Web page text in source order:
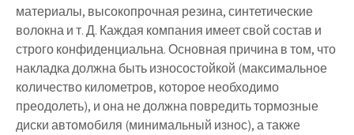
материалы, высокопрочная резина, синтетические
волокна и т. Д. Каждая компания имеет свой состав и
строго конфиденциальна. Основная причина в том, что
накладка должна быть износостойкой (максимальное
количество километров, которое необходимо
преодолеть), и она не должна повредить тормозные
диски автомобиля (минимальный износ), а также